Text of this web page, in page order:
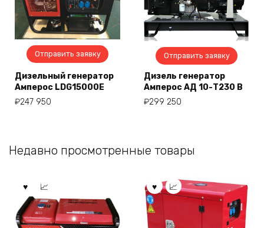
Отправить заявку
Дизельный генератор
Амперос LDG15000E
₽247 950
Отправить заявку
Дизель генератор
Амперос АД 10-Т230 B
₽299 250
Недавно просмотренные товары